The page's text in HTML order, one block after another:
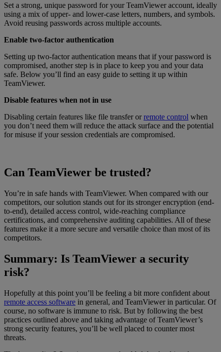
Set a strong, unique password for your TeamViewer account, ideally
using a mix of upper- and lower-case letters, numbers, and symbols.
Avoid reusing passwords across multiple accounts.
Enable two-factor authentication
Setting up two-factor authentication means that if your password is
compromised, another step is in place to keep you and your data
safe. Below you’ll find an easy guide to setting it up within
TeamViewer.
Disable features when not in use
Disabling certain features like file transfer orremote control when
you don’t need them will reduce the attack surface and the potential
for misuse if your session credentials are compromised.
Can TeamViewer be trusted?
You’re in safe hands with TeamViewer. When compared with our
competitors, our solution stands out for its stronger encryption (end-
to-end), detailed access control, wide-reaching compliance
certifications, and comprehensive auditing capabilities. All of these
features make it a more secure and versatile choice than most of its
competitors.
Summary: Is TeamViewer a security
risk?
Hopefully at this point you’ll be feeling a bit more confident about
remote access software in general, and TeamViewer in particular. Of
course, no software is immune to risk. But by following the best
practices outlined above and taking advantage of TeamViewer’s
strong security features, you’ll be well placed to counter most
threats.